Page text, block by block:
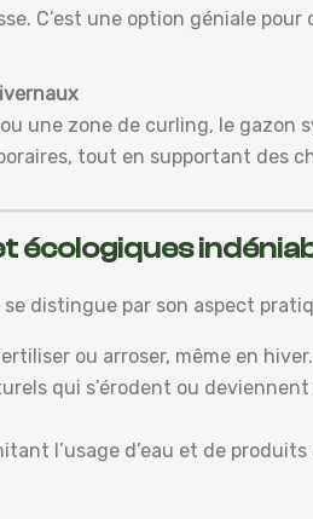
C’est une option géniale
une zone de curling, le
tout en supportant des
écologiques
distingue par son aspect
ou arroser, même en
qui s’érodent ou
l’usage d’eau et de